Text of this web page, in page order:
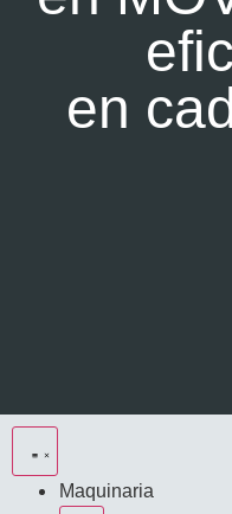
en
Maquinaria